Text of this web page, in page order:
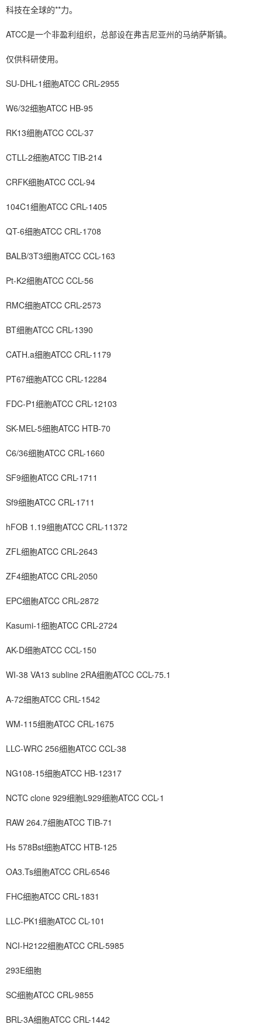
科技在全球的**力。
ATCC是一个非盈利组织，总部设在弗吉尼亚州的马纳萨斯镇。
仅供科研使用。
SU-DHL-1细胞ATCC CRL-2955
W6/32细胞ATCC HB-95
RK13细胞ATCC CCL-37
CTLL-2细胞ATCC TIB-214
CRFK细胞ATCC CCL-94
104C1细胞ATCC CRL-1405
QT-6细胞ATCC CRL-1708
BALB/3T3细胞ATCC CCL-163
Pt-K2细胞ATCC CCL-56
RMC细胞ATCC CRL-2573
BT细胞ATCC CRL-1390
CATH.a细胞ATCC CRL-1179
PT67细胞ATCC CRL-12284
FDC-P1细胞ATCC CRL-12103
SK-MEL-5细胞ATCC HTB-70
C6/36细胞ATCC CRL-1660
SF9细胞ATCC CRL-1711
Sf9细胞ATCC CRL-1711
hFOB 1.19细胞ATCC CRL-11372
ZFL细胞ATCC CRL-2643
ZF4细胞ATCC CRL-2050
EPC细胞ATCC CRL-2872
Kasumi-1细胞ATCC CRL-2724
AK-D细胞ATCC CCL-150
WI-38 VA13 subline 2RA细胞ATCC CCL-75.1
A-72细胞ATCC CRL-1542
WM-115细胞ATCC CRL-1675
LLC-WRC 256细胞ATCC CCL-38
NG108-15细胞ATCC HB-12317
NCTC clone 929细胞L929细胞ATCC CCL-1
RAW 264.7细胞ATCC TIB-71
Hs 578Bst细胞ATCC HTB-125
OA3.Ts细胞ATCC CRL-6546
FHC细胞ATCC CRL-1831
LLC-PK1细胞ATCC CL-101
NCI-H2122细胞ATCC CRL-5985
293E细胞
SC细胞ATCC CRL-9855
BRL-3A细胞ATCC CRL-1442